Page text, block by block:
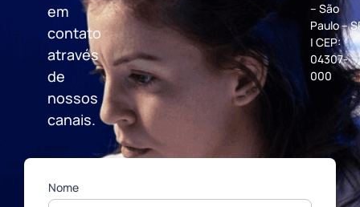
em
contato
através
de
nossos
canais.
– São
Paulo –
| CEP:
04307-
000
Nome